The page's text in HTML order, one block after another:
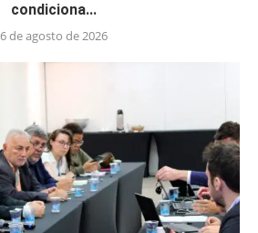
condiciona...
6 de agosto de 2026